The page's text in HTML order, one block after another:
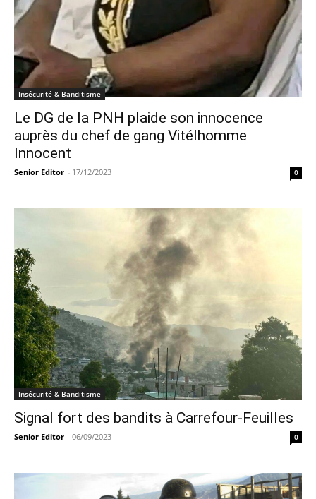
Insécurité & Banditisme
Le DG de la PNH plaide son innocence
auprès du chef de gang Vitélhomme
Innocent
Senior Editor - 17/12/2023 0
Insécurité & Banditisme
Signal fort des bandits à Carrefour-Feuilles
Senior Editor - 06/09/2023 0